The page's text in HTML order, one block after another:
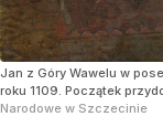
Jan z Góry Wawelu w
roku 1109. Początek
Narodowe w Szczecinie